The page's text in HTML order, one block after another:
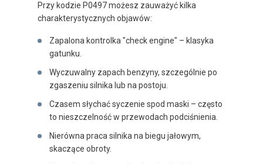
Przy kodzie P0497 możesz zauważyć kilka
charakterystycznych objawów:
Zapalona kontrolka "check engine" – klasyka
gatunku.
Wyczuwalny zapach benzyny, szczególnie po
zgaszeniu silnika lub na postoju.
Czasem słychać syczenie spod maski – często
to nieszczelność w przewodach podciśnienia.
Nierówna praca silnika na biegu jałowym,
skaczące obroty.